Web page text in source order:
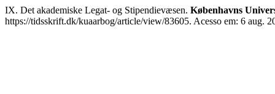
IX. Det akademiske Legat- og Stipendievæsen. Københavns
https://tidsskrift.dk/kuaarbog/article/view/83605. Acesso em: 6 aug.